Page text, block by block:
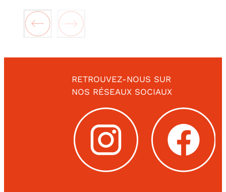
RETROUVEZ-NOUS SUR
NOS RÉSEAUX SOCIAUX